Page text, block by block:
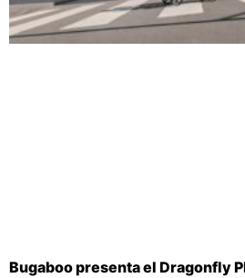
Bugaboo presenta el Dragonfly